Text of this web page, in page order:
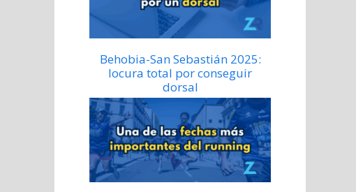
Behobia-San Sebastián 2025:
locura total por conseguir
dorsal